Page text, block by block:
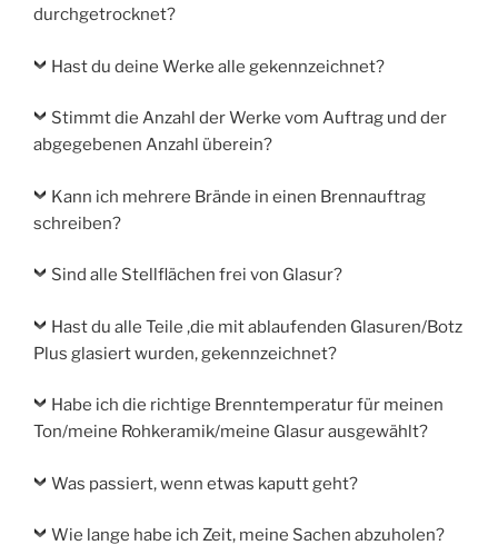
durchgetrocknet?
Hast du deine Werke alle gekennzeichnet?
Stimmt die Anzahl der Werke vom Auftrag und der
abgegebenen Anzahl überein?
Kann ich mehrere Brände in einen Brennauftrag
schreiben?
Sind alle Stellflächen frei von Glasur?
Hast du alle Teile ,die mit ablaufenden Glasuren/Botz
Plus glasiert wurden, gekennzeichnet?
Habe ich die richtige Brenntemperatur für meinen
Ton/meine Rohkeramik/meine Glasur ausgewählt?
Was passiert, wenn etwas kaputt geht?
Wie lange habe ich Zeit, meine Sachen abzuholen?